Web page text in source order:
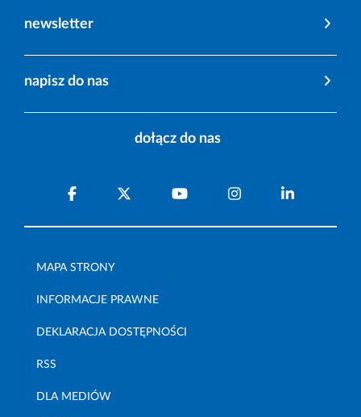
newsletter
napisz do nas
dołącz do nas
MAPA STRONY
INFORMACJE PRAWNE
DEKLARACJA DOSTĘPNOŚCI
RSS
DLA MEDIÓW